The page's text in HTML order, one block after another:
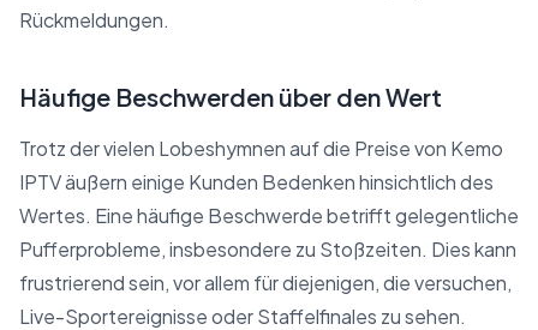
Rückmeldungen.
Häufige Beschwerden über den Wert
Trotz der vielen Lobeshymnen auf die Preise von Kemo
IPTV äußern einige Kunden Bedenken hinsichtlich des
Wertes. Eine häufige Beschwerde betrifft gelegentliche
Pufferprobleme, insbesondere zu Stoßzeiten. Dies kann
frustrierend sein, vor allem für diejenigen, die versuchen,
Live-Sportereignisse oder Staffelfinales zu sehen.